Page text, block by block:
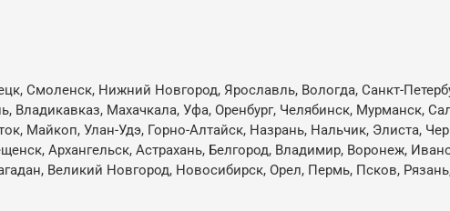
Смоленск, Нижний Новгород, Ярославль, Вологда, Санкт-
Владикавказ, Махачкала, Уфа, Оренбург, Челябинск, Мурманск,
Майкоп, Улан-Удэ, Горно-Алтайск, Назрань, Нальчик, Элиста,
Архангельск, Астрахань, Белгород, Владимир, Воронеж,
Великий Новгород, Новосибирск, Орел, Пермь, Псков,